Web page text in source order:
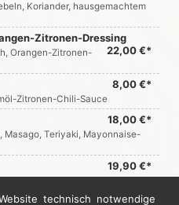
Koriander, hausgemachtem
Zitronen-Dressing
22,00 €*
Orangen-Zitronen-
8,00 €*
Zitronen-Chili-Sauce
18,00 €*
Masago, Teriyaki, Mayonnaise-
19,90 €*
technisch notwendige